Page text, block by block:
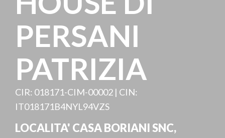
PERSANI
PATRIZIA
CIR: 018171-CIM-00002 | CIN:
IT018171B4NYL94VZS
LOCALITA' CASA BORIANI SNC,